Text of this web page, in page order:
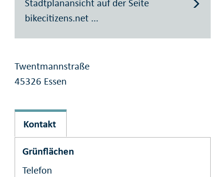
Stadtplanansicht auf der Seite
bikecitizens.net ...
Twentmannstraße
45326 Essen
Kontakt
Grünflächen
Telefon